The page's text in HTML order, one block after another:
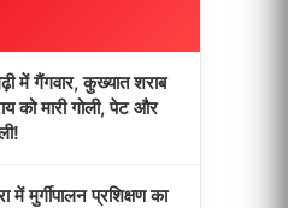
में गैंगवार, कुख्यात शराब
को मारी गोली, पेट और
मुर्गीपालन प्रशिक्षण का